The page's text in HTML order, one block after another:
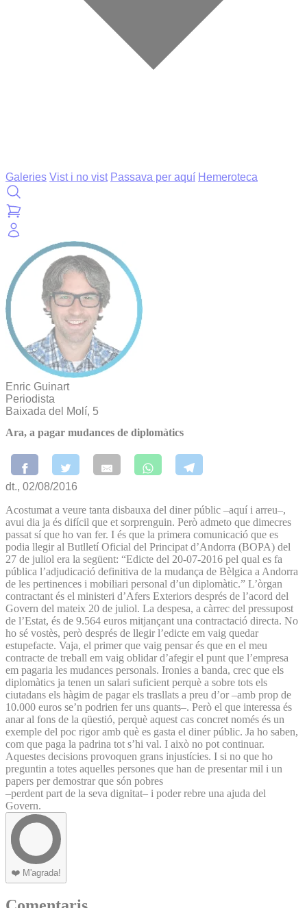
Galeries Vist i no vist Passava per aquí Hemeroteca
Enric Guinart
Periodista
Baixada del Molí, 5
Ara, a pagar mudances de diplomàtics
dt., 02/08/2016
Acostumat a veure tanta disbauxa del diner públic –aquí i arreu–,
avui dia ja és difícil que et sorprenguin. Però admeto que dimecres
passat sí que ho van fer. I és que la primera comunicació que es
podia llegir al Butlletí Oficial del Principat d’Andorra (BOPA) del
27 de juliol era la següent: “Edicte del 20-07-2016 pel qual es fa
pública l’adjudicació definitiva de la mudança de Bèlgica a Andorra
de les pertinences i mobiliari personal d’un diplomàtic.” L’òrgan
contractant és el ministeri d’Afers Exteriors després de l’acord del
Govern del mateix 20 de juliol. La despesa, a càrrec del pressupost
de l’Estat, és de 9.564 euros mitjançant una contractació directa. No
ho sé vostès, però després de llegir l’edicte em vaig quedar
estupefacte. Vaja, el primer que vaig pensar és que en el meu
contracte de treball em vaig oblidar d’afegir el punt que l’empresa
em pagaria les mudances personals. Ironies a banda, crec que els
diplomàtics ja tenen un salari suficient perquè a sobre tots els
ciutadans els hàgim de pagar els trasllats a preu d’or –amb prop de
10.000 euros se’n podrien fer uns quants–. Però el que interessa és
anar al fons de la qüestió, perquè aquest cas concret només és un
exemple del poc rigor amb què es gasta el diner públic. Ja ho saben,
com que paga la padrina tot s’hi val. I això no pot continuar.
Aquestes decisions provoquen grans injustícies. I si no que ho
preguntin a totes aquelles persones que han de presentar mil i un
papers per demostrar que són pobres
–perdent part de la seva dignitat– i poder rebre una ajuda del
Govern.
❤️ M'agrada!